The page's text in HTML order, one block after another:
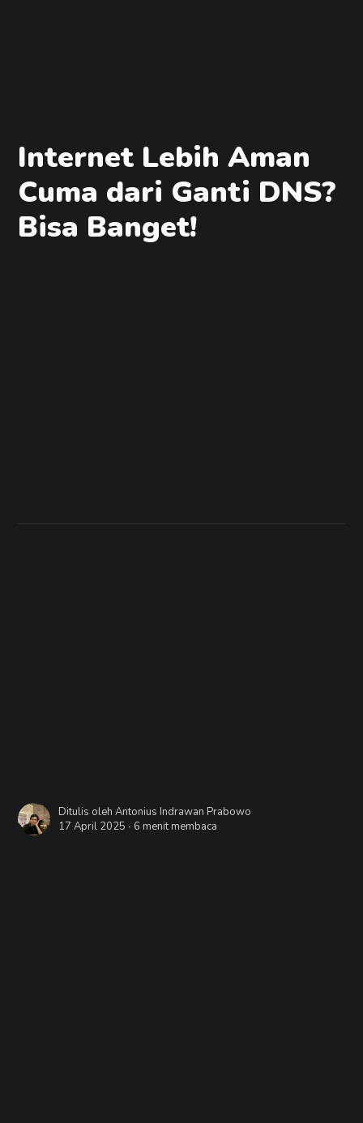
Internet Lebih Aman
Cuma dari Ganti DNS?
Bisa Banget!
Ditulis olehAntonius Indrawan Prabowo
17 April 2025 ∙ 6 menit membaca